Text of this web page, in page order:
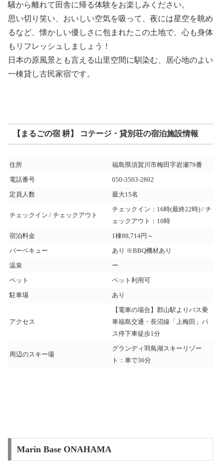
騒から離れて田舎に帰る体験をお楽しみください。
思い切り笑い、おいしい空気を吸って、夜には星空を眺め
るなど、懐かしい優しさに包まれたこの土地で、心も身体
もリフレッシュしましょう！
日本の原風景とも言える山里空間に馴染む、居心地のよい
一棟貸し古民家宿です。
【まるごの宿 耕】 コテージ・貸別荘の宿泊施設情報
住所 福島県須賀川市梅田字岩瀬79番
電話番号 050-3503-2802
定員人数 最大15名
チェックイン / チェックアウト
チェックイン：16時(最終22時) / チ
ェックアウト：10時
宿泊料金 1棟88,714円～
バーベキュー あり ※BBQ機材あり
温泉 ー
ペット ペット利用可
駐車場 あり
アクセス
【電車の場合】郡山駅よりバス乗
車福島交通・長沼線「上梅田」バ
ス停下車徒歩1分
周辺のスキー場
グランディ羽鳥湖スキーリゾー
ト：車で36分
Marin Base ONAHAMA